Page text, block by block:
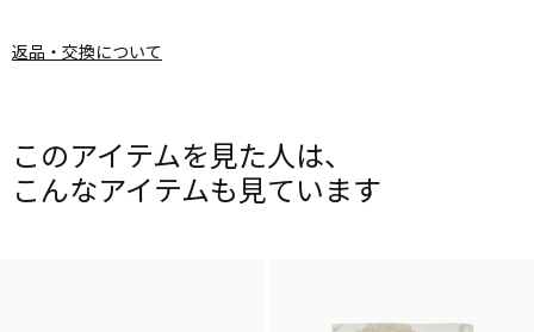
返品・交換について
このアイテムを見た人は、
こんなアイテムも見ています